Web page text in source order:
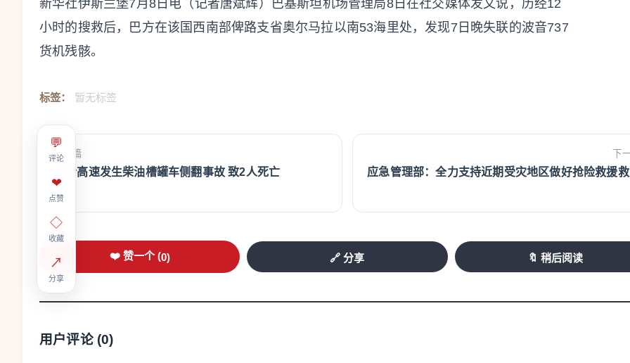
💬
评论
❤
点赞
◇
收藏
↗
分享
新华社伊斯兰堡7月8日电（记者唐斌辉）巴基斯坦机场管理局8日在社交媒体发文说，历经12
小时的搜救后，巴方在该国西南部俾路支省奥尔马拉以南53海里处，发现7日晚失联的波音737
货机残骸。
标签： 暂无标签
上一篇
京哈高速发生柴油槽罐车侧翻事故 致2人死亡
下
应急管理部：全力支持近期受灾地区做好抢险救援
❤️ 赞一个 (0) 🔗 分享 🔖 稍后阅读
用户评论 (0)